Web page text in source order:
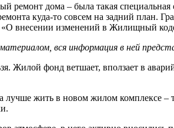
ремонт дома – была такая
куда-то совсем на задний план.
внесении изменений в Жилищный
вся информация в ней
Жилой фонд ветшает, вползает в
жить в новом жилом комплексе –